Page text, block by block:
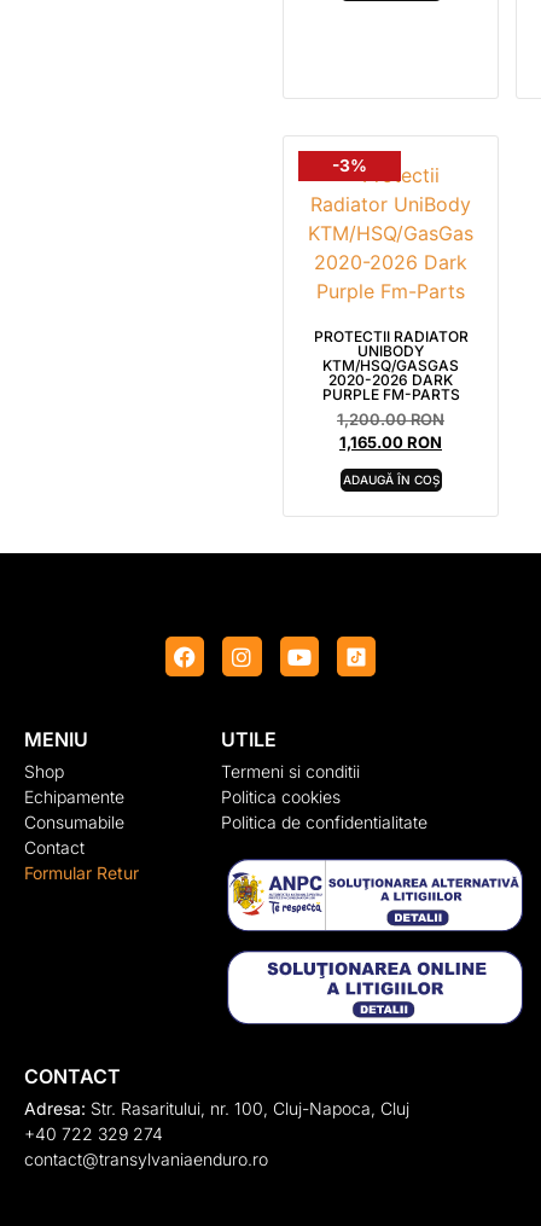
-3%
PROTECTII RADIATOR
UNIBODY
KTM/HSQ/GASGAS
2020-2026 DARK
PURPLE FM-PARTS
1,200.00RON
1,165.00RON
ADAUGĂ ÎN COȘ
MENIU
Shop
Echipamente
Consumabile
Contact
Formular Retur
UTILE
Termeni si conditii
Politica cookies
Politica de confidentialitate
CONTACT
Adresa: Str. Rasaritului, nr. 100, Cluj-Napoca, Cluj
+40 722 329 274
contact@transylvaniaenduro.ro